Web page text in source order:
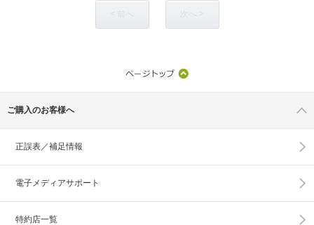
ご購入のお客様へ
正誤表／補足情報
電子メディアサポート
特約店一覧